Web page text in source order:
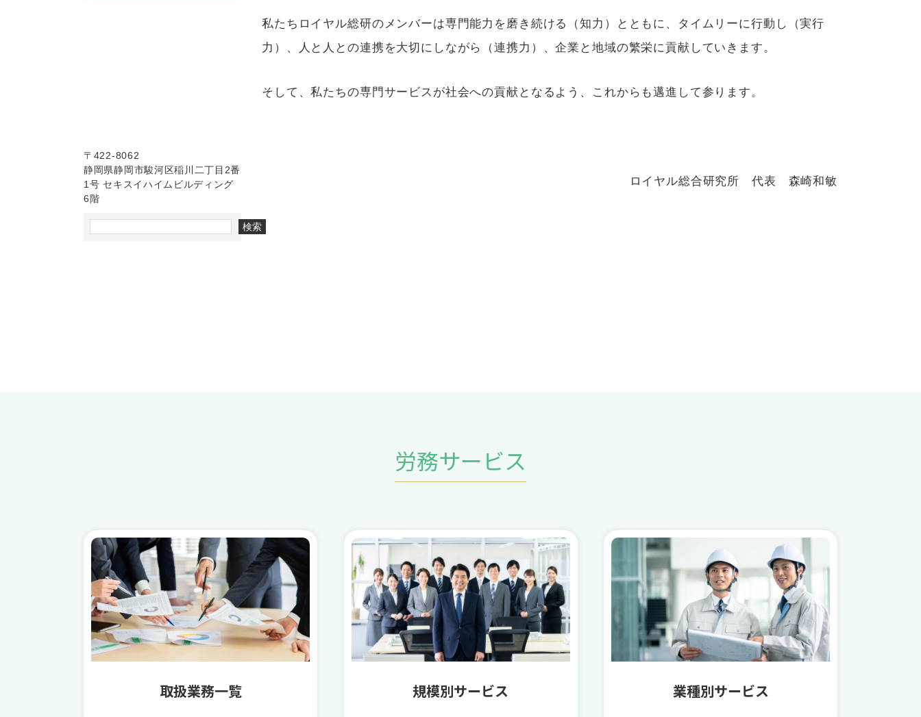
私たちロイヤル総研のメンバーは専門能力を磨き続ける（知力）とともに、タイムリーに行動し（実行
力）、人と人との連携を大切にしながら（連携力）、企業と地域の繁栄に貢献していきます。
そして、私たちの専門サービスが社会への貢献となるよう、これからも邁進して参ります。
ロイヤル総合研究所 代表 森崎和敏
〒422-8062
静岡県静岡市駿河区稲川二丁目2番
1号 セキスイハイムビルディング
6階
検索
労務サービス
取扱業務一覧 規模別サービス 業種別サービス